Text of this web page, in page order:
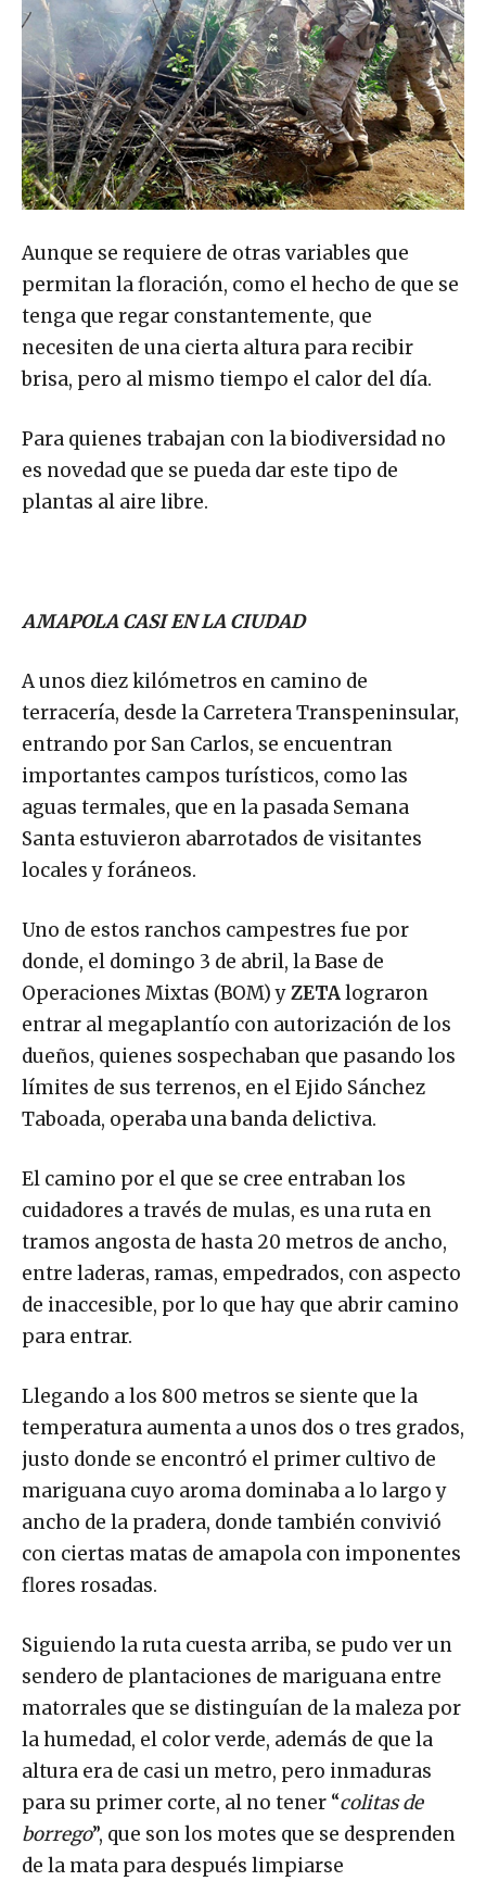
Aunque se requiere de otras variables que
permitan la floración, como el hecho de que se
tenga que regar constantemente, que
necesiten de una cierta altura para recibir
brisa, pero al mismo tiempo el calor del día.
Para quienes trabajan con la biodiversidad no
es novedad que se pueda dar este tipo de
plantas al aire libre.
AMAPOLA CASI EN LA CIUDAD
A unos diez kilómetros en camino de
terracería, desde la Carretera Transpeninsular,
entrando por San Carlos, se encuentran
importantes campos turísticos, como las
aguas termales, que en la pasada Semana
Santa estuvieron abarrotados de visitantes
locales y foráneos.
Uno de estos ranchos campestres fue por
donde, el domingo 3 de abril, la Base de
Operaciones Mixtas (BOM) yZETAlograron
entrar al megaplantío con autorización de los
dueños, quienes sospechaban que pasando los
límites de sus terrenos, en el Ejido Sánchez
Taboada, operaba una banda delictiva.
El camino por el que se cree entraban los
cuidadores a través de mulas, es una ruta en
tramos angosta de hasta 20 metros de ancho,
entre laderas, ramas, empedrados, con aspecto
de inaccesible, por lo que hay que abrir camino
para entrar.
Llegando a los 800 metros se siente que la
temperatura aumenta a unos dos o tres grados,
justo donde se encontró el primer cultivo de
mariguana cuyo aroma dominaba a lo largo y
ancho de la pradera, donde también convivió
con ciertas matas de amapola con imponentes
flores rosadas.
Siguiendo la ruta cuesta arriba, se pudo ver un
sendero de plantaciones de mariguana entre
matorrales que se distinguían de la maleza por
la humedad, el color verde, además de que la
altura era de casi un metro, pero inmaduras
para su primer corte, al no tener “colitas de
borrego”, que son los motes que se desprenden
de la mata para después limpiarse